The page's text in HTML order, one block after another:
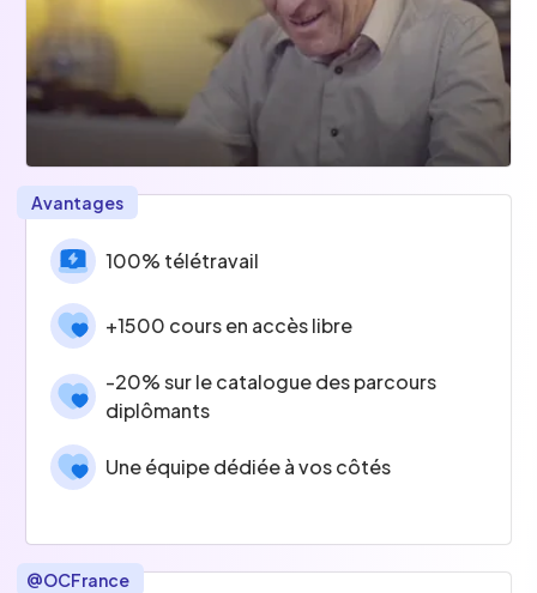
Avantages
100% télétravail
+1500 cours en accès libre
-20% sur le catalogue des parcours
diplômants
Une équipe dédiée à vos côtés
@OCFrance